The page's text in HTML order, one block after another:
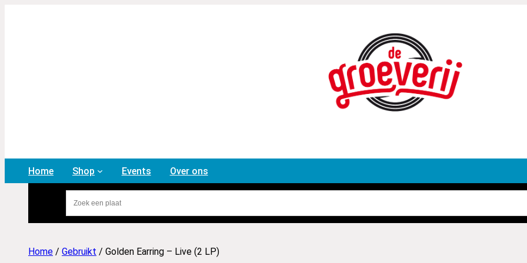
Home Shop Events Over ons
Home / Gebruikt / Golden Earring – Live (2 LP)